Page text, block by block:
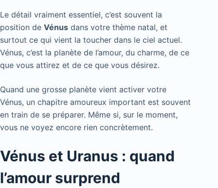
Le détail vraiment essentiel, c’est souvent la
position de Vénus dans votre thème natal, et
surtout ce qui vient la toucher dans le ciel actuel.
Vénus, c’est la planète de l’amour, du charme, de ce
que vous attirez et de ce que vous désirez.
Quand une grosse planète vient activer votre
Vénus, un chapitre amoureux important est souvent
en train de se préparer. Même si, sur le moment,
vous ne voyez encore rien concrètement.
Vénus et Uranus : quand
l’amour surprend